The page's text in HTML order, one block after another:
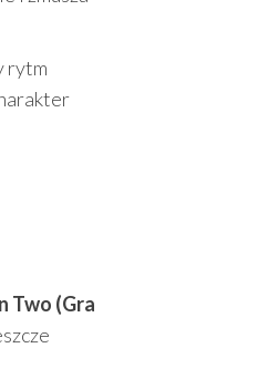
rytm
Two (Gra